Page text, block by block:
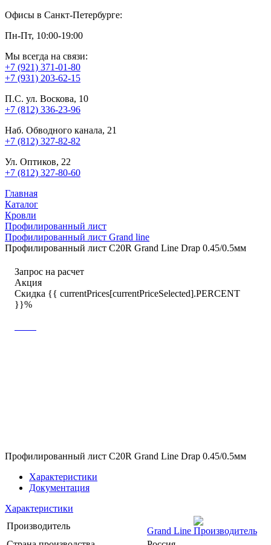
Офисы в Санкт-Петербурге:
Пн-Пт, 10:00-19:00
Мы всегда на связи:
+7 (921) 371-01-80
+7 (931) 203-62-15
П.С. ул. Воскова, 10
+7 (812) 336-23-96
Наб. Обводного канала, 21
+7 (812) 327-82-82
Ул. Оптиков, 22
+7 (812) 327-80-60
Главная
Каталог
Кровли
Профилированный лист
Профилированный лист Grand line
Профилированный лист С20R Grand Line Drap 0.45/0.5мм
Запрос на расчет
Акция
Скидка {{ currentPrices[currentPriceSelected].PERCENT
}}%
Профилированный лист С20R Grand Line Drap 0.45/0.5мм
Характеристики
Документация
Характеристики
Производитель
Grand Line